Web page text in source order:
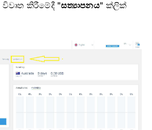
විවෘත කිරීමේදී "සත්‍යාපනය" ක්ලික්